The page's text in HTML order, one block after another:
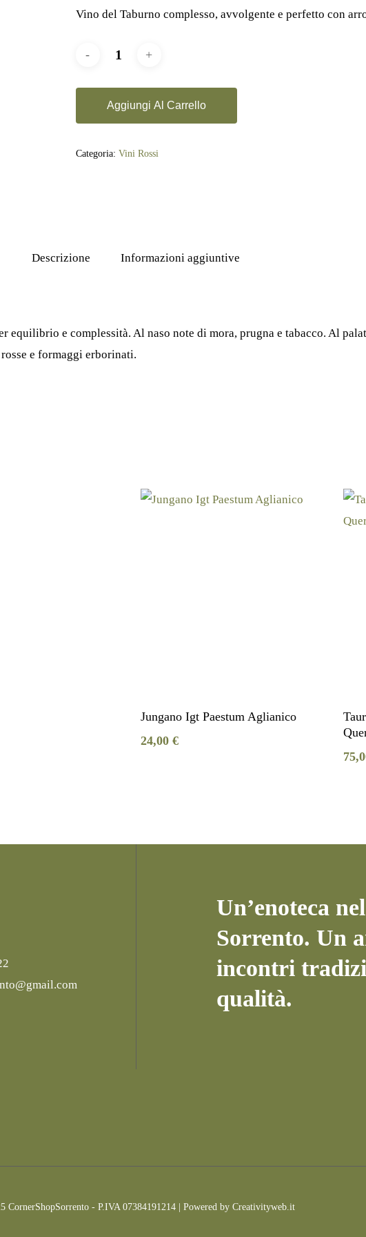
Freschi, aromatici e profumati
Vino del Taburno complesso, avvolgente e perfetto con
Aggiungi Al Carrello
Categoria: Vini Rossi
Descrizione Informazioni aggiuntive
equilibrio e complessità. Al naso note di mora, prugna e tabacco. Al
e formaggi erborinati.
Jungano Igt Paestum Aglianico
24,00 €
Un’enoteca
Sorrento. Un
incontri
qualità.
CornerShopSorrento - P.IVA 07384191214 | Powered byCreativityweb.it